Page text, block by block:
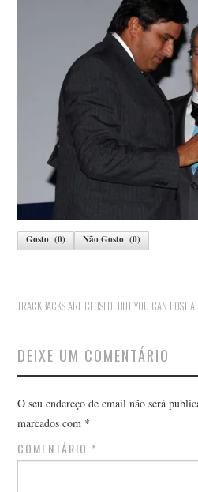
PRIVACIDADE
Gosto (0) Não Gosto (0)
TRACKBACKS ARE CLOSED, BUT YOU CAN POST
DEIXE UM COMENTÁRIO
O seu endereço de email não será
marcados com *
COMENTÁRIO *